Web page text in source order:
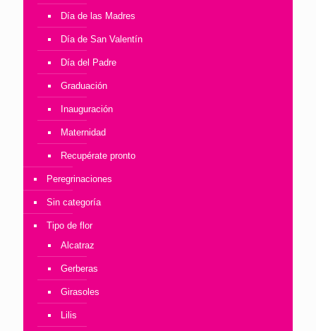
Día de las Madres
Día de San Valentín
Día del Padre
Graduación
Inauguración
Maternidad
Recupérate pronto
Peregrinaciones
Sin categoría
Tipo de flor
Alcatraz
Gerberas
Girasoles
Lilis